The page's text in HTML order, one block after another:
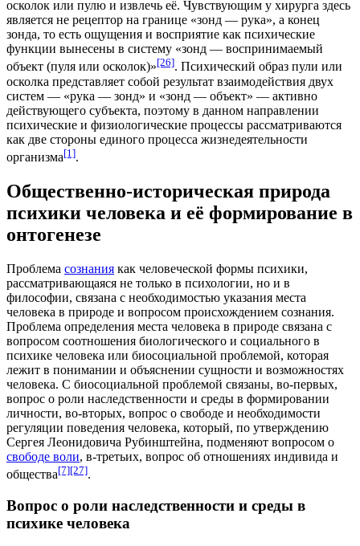
осколок или пулю и извлечь её. Чувствующим у хирурга здесь
является не рецептор на границе «зонд — рука», а конец
зонда, то есть ощущения и восприятие как психические
функции вынесены в систему «зонд — воспринимаемый
объект (пуля или осколок)»[26]. Психический образ пули или
осколка представляет собой результат взаимодействия двух
систем — «рука — зонд» и «зонд — объект» — активно
действующего субъекта, поэтому в данном направлении
психические и физиологические процессы рассматриваются
как две стороны единого процесса жизнедеятельности
организма[1].
Общественно-историческая природа
психики человека и её формирование в
онтогенезе
Проблема сознания как человеческой формы психики,
рассматривающаяся не только в психологии, но и в
философии, связана с необходимостью указания места
человека в природе и вопросом происхождением сознания.
Проблема определения места человека в природе связана с
вопросом соотношения биологического и социального в
психике человека или биосоциальной проблемой, которая
лежит в понимании и объяснении сущности и возможностях
человека. С биосоциальной проблемой связаны, во-первых,
вопрос о роли наследственности и среды в формировании
личности, во-вторых, вопрос о свободе и необходимости
регуляции поведения человека, который, по утверждению
Сергея Леонидовича Рубинштейна, подменяют вопросом о
свободе воли, в-третьих, вопрос об отношениях индивида и
общества[7][27].
Вопрос о роли наследственности и среды в
психике человека